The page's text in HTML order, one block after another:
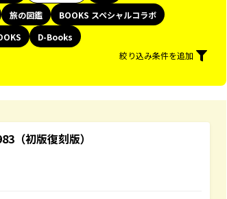
旅の図鑑
BOOKS スペシャルコラボ
D-Books
絞り込み条件を追加
（初版復刻版）